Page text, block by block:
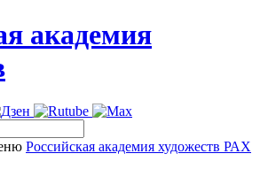
академия
Российская академия художеств РАХ